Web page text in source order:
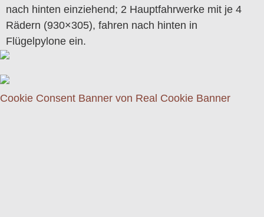
nach hinten einziehend; 2 Hauptfahrwerke mit je 4
Rädern (930×305), fahren nach hinten in
Flügelpylone ein.
Cookie Consent Banner von Real Cookie Banner